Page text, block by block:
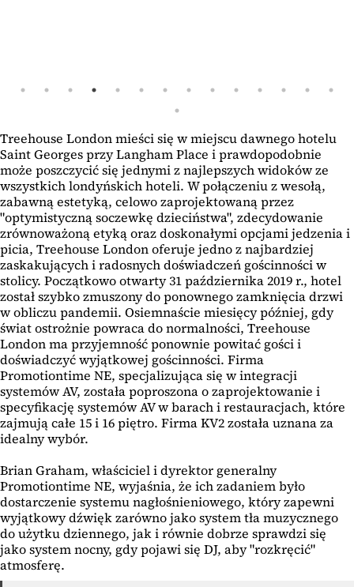
Treehouse London mieści się w miejscu dawnego hotelu
Saint Georges przy Langham Place i prawdopodobnie
może poszczycić się jednymi z najlepszych widoków ze
wszystkich londyńskich hoteli. W połączeniu z wesołą,
zabawną estetyką, celowo zaprojektowaną przez
"optymistyczną soczewkę dzieciństwa", zdecydowanie
zrównoważoną etyką oraz doskonałymi opcjami jedzenia i
picia, Treehouse London oferuje jedno z najbardziej
zaskakujących i radosnych doświadczeń gościnności w
stolicy. Początkowo otwarty 31 października 2019 r., hotel
został szybko zmuszony do ponownego zamknięcia drzwi
w obliczu pandemii. Osiemnaście miesięcy później, gdy
świat ostrożnie powraca do normalności, Treehouse
London ma przyjemność ponownie powitać gości i
doświadczyć wyjątkowej gościnności. Firma
Promotiontime NE, specjalizująca się w integracji
systemów AV, została poproszona o zaprojektowanie i
specyfikację systemów AV w barach i restauracjach, które
zajmują całe 15 i 16 piętro. Firma KV2 została uznana za
idealny wybór.
Brian Graham, właściciel i dyrektor generalny
Promotiontime NE, wyjaśnia, że ich zadaniem było
dostarczenie systemu nagłośnieniowego, który zapewni
wyjątkowy dźwięk zarówno jako system tła muzycznego
do użytku dziennego, jak i równie dobrze sprawdzi się
jako system nocny, gdy pojawi się DJ, aby "rozkręcić"
atmosferę.